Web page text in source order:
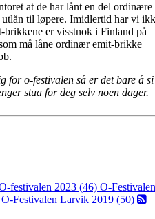
at de har lånt en del ordinære
til løpere. Imidlertid har vi
brikkene er visstnok i Finland på
må låne ordinær emit-brikke
for o-festivalen så er det bare å si
stua for deg selv noen dager.
festivalen 2023 (46) O-Festivalen
O-Festivalen Larvik 2019 (50)